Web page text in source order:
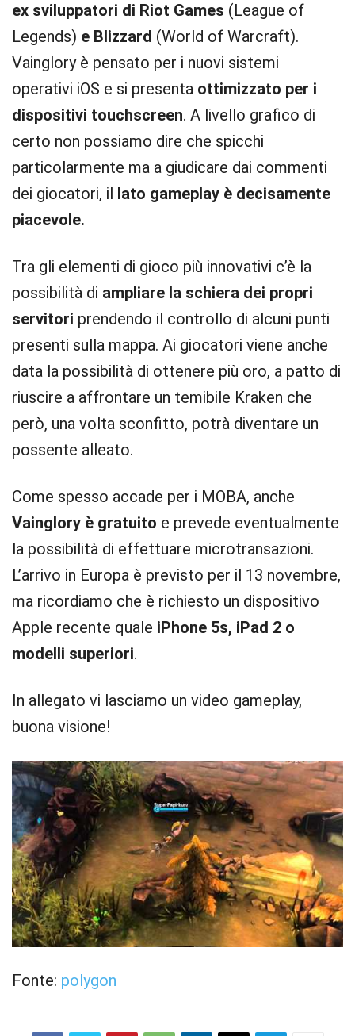
ex sviluppatori di Riot Games (League of
Legends) e Blizzard (World of Warcraft).
Vainglory è pensato per i nuovi sistemi
operativi iOS e si presenta ottimizzato per i
dispositivi touchscreen. A livello grafico di
certo non possiamo dire che spicchi
particolarmente ma a giudicare dai commenti
dei giocatori, il lato gameplay è decisamente
piacevole.
Tra gli elementi di gioco più innovativi c’è la
possibilità di ampliare la schiera dei propri
servitori prendendo il controllo di alcuni punti
presenti sulla mappa. Ai giocatori viene anche
data la possibilità di ottenere più oro, a patto di
riuscire a affrontare un temibile Kraken che
però, una volta sconfitto, potrà diventare un
possente alleato.
Come spesso accade per i MOBA, anche
Vainglory è gratuito e prevede eventualmente
la possibilità di effettuare microtransazioni.
L’arrivo in Europa è previsto per il 13 novembre,
ma ricordiamo che è richiesto un dispositivo
Apple recente quale iPhone 5s, iPad 2 o
modelli superiori.
In allegato vi lasciamo un video gameplay,
buona visione!
Fonte: polygon